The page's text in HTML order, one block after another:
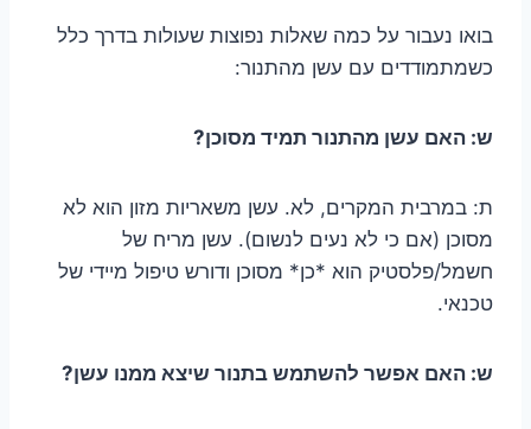
בואו נעבור על כמה שאלות נפוצות שעולות בדרך כלל
כשמתמודדים עם עשן מהתנור:
ש: האם עשן מהתנור תמיד מסוכן?
ת: במרבית המקרים, לא. עשן משאריות מזון הוא לא
מסוכן (אם כי לא נעים לנשום). עשן מריח של
חשמל/פלסטיק הוא *כן* מסוכן ודורש טיפול מיידי של
טכנאי.
ש: האם אפשר להשתמש בתנור שיצא ממנו עשן?